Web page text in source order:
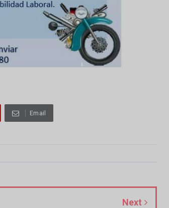
Email
Next